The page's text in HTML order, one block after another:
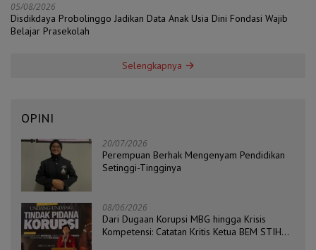
05/08/2026
Disdikdaya Probolinggo Jadikan Data Anak Usia Dini Fondasi Wajib
Belajar Prasekolah
Selengkapnya
OPINI
20/07/2026
Perempuan Berhak Mengenyam Pendidikan
Setinggi-Tingginya
08/06/2026
Dari Dugaan Korupsi MBG hingga Krisis
Kompetensi: Catatan Kritis Ketua BEM STIH